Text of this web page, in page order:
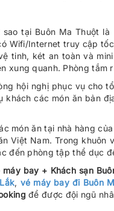
tại Buôn Ma Thuột là
Wifi/Internet truy cập
tinh, két an toàn và
xung quanh. Phòng
hội nghị phục vụ cho
khách các món ăn bản
món ăn tại nhà hàng
Việt Nam. Trong
đến phòng tập thể dục
máy bay + Khách sạn
, vé máy bay đi Buôn
để được đội ngũ